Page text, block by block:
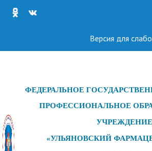
Версия для
ФЕДЕРАЛЬНОЕ ГОСУДАРСТ
ПРОФЕССИОНАЛЬНОЕ
УЧРЕЖДЕНИЕ
«УЛЬЯНОВСКИЙ